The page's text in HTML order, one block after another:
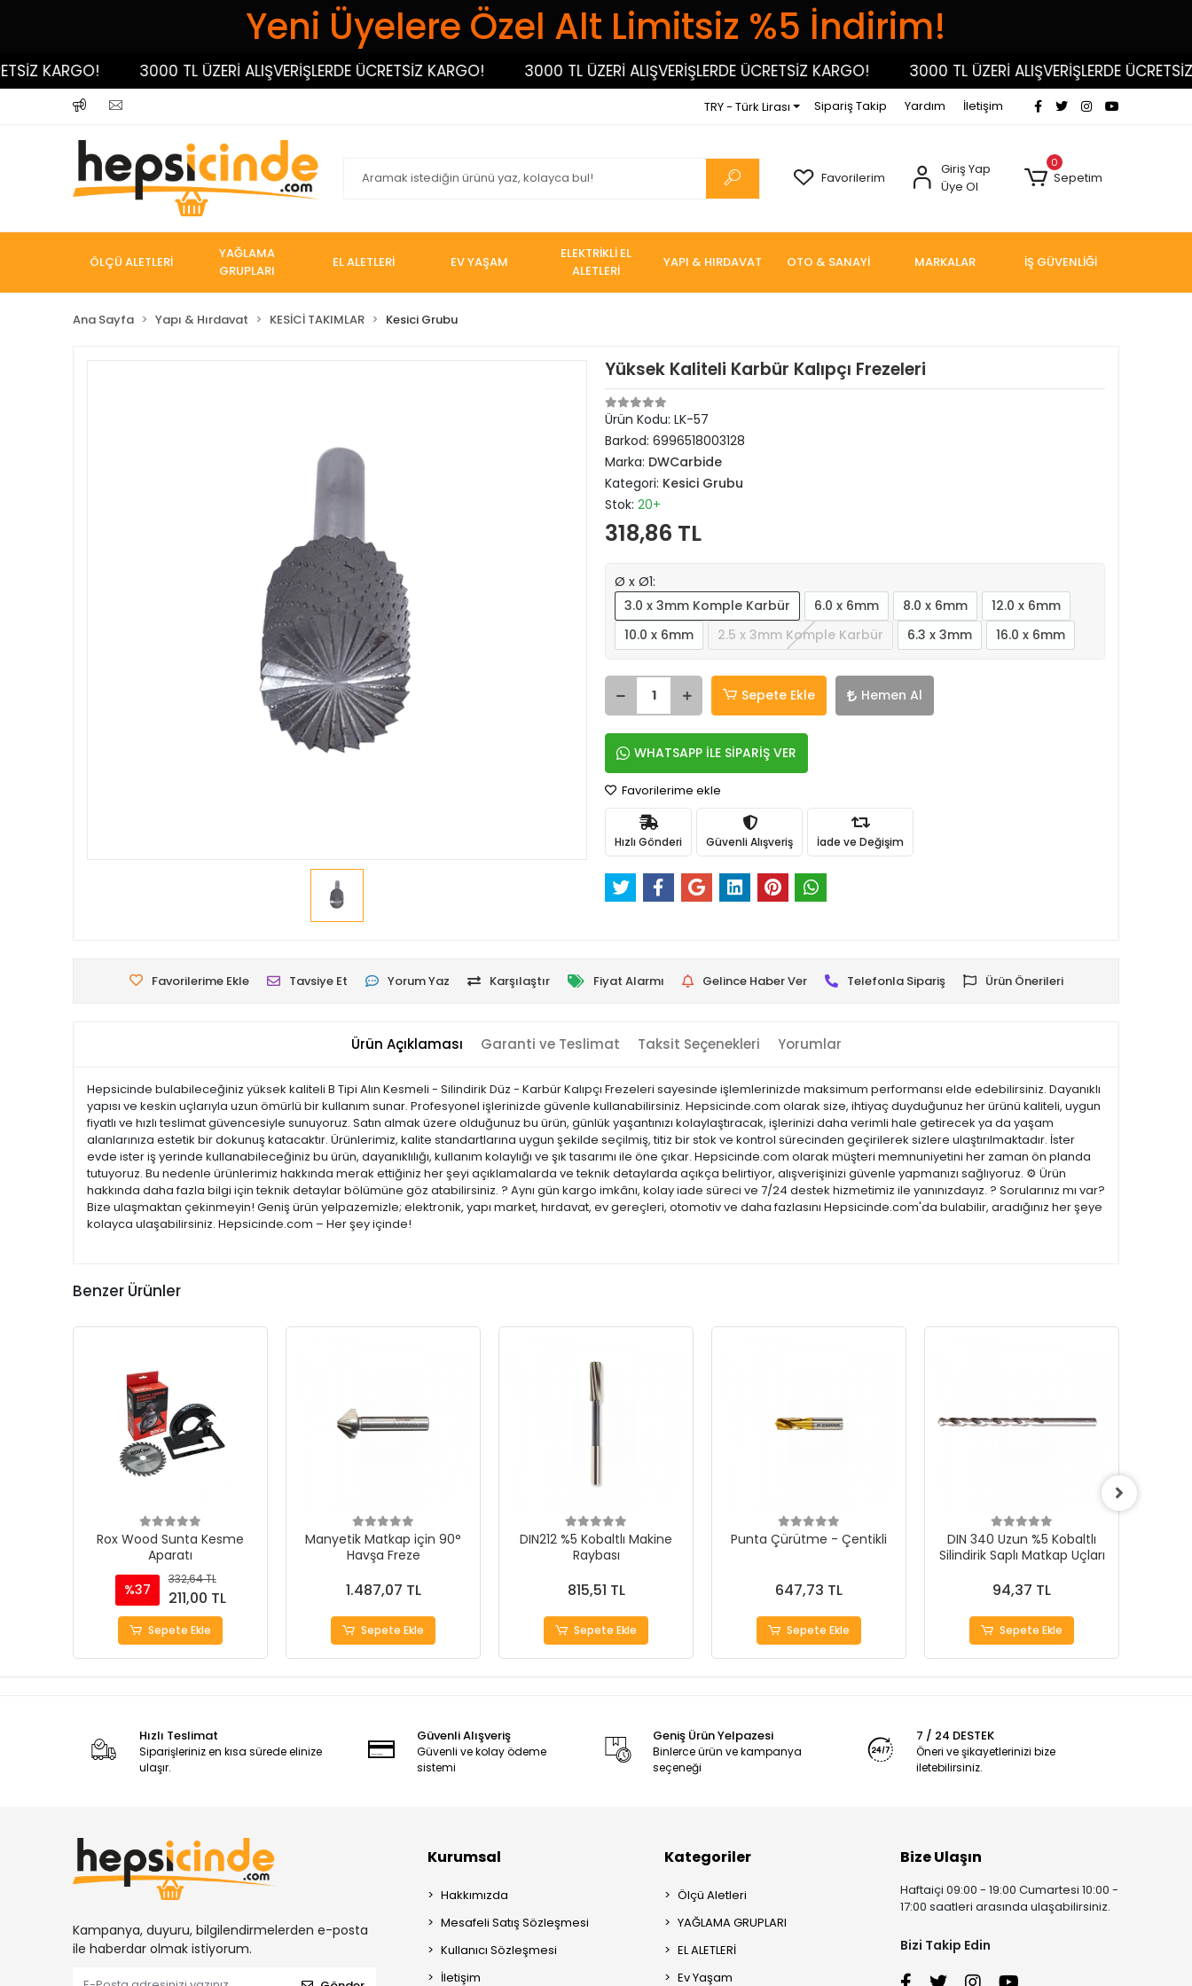
Yeni Üyelere Özel Alt Limitsiz %5 İndirim!
KARGO! 3000 TL ÜZERİ ALIŞVERİŞLERDE ÜCRETSİZ KARGO! 3000 TL ÜZERİ ALIŞVERİŞLERDE ÜCRETSİZ KARGO! 3000 TL ÜZERİ ALIŞVERİŞLERDE ÜCRETSİZ
TRY - Türk Lirası Sipariş Takip Yardım İletişim
Favorilerim
Giriş Yap
Üye Ol
0
Sepetim
ÖLÇÜ ALETLERİ
YAĞLAMA
GRUPLARI
EL ALETLERİ EV YAŞAM
ELEKTRİKLİ EL
ALETLERİ
YAPI & HIRDAVAT OTO & SANAYİ MARKALAR İŞ GÜVENLİĞİ
Ana Sayfa Yapı & Hırdavat KESİCİ TAKIMLAR Kesici Grubu
Yüksek Kaliteli Karbür Kalıpçı Frezeleri
Ürün Kodu: LK-57
Barkod: 6996518003128
Marka: DWCarbide
Kategori: Kesici Grubu
Stok: 20+
318,86 TL
Ø x Ø1:
3.0 x 3mm Komple Karbür
6.0 x 6mm 8.0 x 6mm
12.0 x 6mm
10.0 x 6mm
2.5 x 3mm Komple Karbür 6.3 x 3mm 16.0 x 6mm
Sepete Ekle Hemen Al
WHATSAPP İLE SİPARİŞ VER
Favorilerime ekle
Hızlı Gönderi Güvenli Alışveriş İade ve Değişim
Favorilerime Ekle Tavsiye Et Yorum Yaz Karşılaştır Fiyat Alarmı Gelince Haber Ver Telefonla Sipariş Ürün Önerileri
Ürün Açıklaması Garanti ve Teslimat Taksit Seçenekleri Yorumlar
Hepsicinde bulabileceğiniz yüksek kaliteli B Tipi Alın Kesmeli - Silindirik Düz - Karbür Kalıpçı Frezeleri sayesinde işlemlerinizde maksimum performansı elde edebilirsiniz. Dayanıklı
yapısı ve keskin uçlarıyla uzun ömürlü bir kullanım sunar. Profesyonel işlerinizde güvenle kullanabilirsiniz. Hepsicinde.com olarak size, ihtiyaç duyduğunuz her ürünü kaliteli, uygun
fiyatlı ve hızlı teslimat güvencesiyle sunuyoruz. Satın almak üzere olduğunuz bu ürün, günlük yaşantınızı kolaylaştıracak, işlerinizi daha verimli hale getirecek ya da yaşam
alanlarınıza estetik bir dokunuş katacaktır. Ürünlerimiz, kalite standartlarına uygun şekilde seçilmiş, titiz bir stok ve kontrol sürecinden geçirilerek sizlere ulaştırılmaktadır. İster
evde ister iş yerinde kullanabileceğiniz bu ürün, dayanıklılığı, kullanım kolaylığı ve şık tasarımı ile öne çıkar. Hepsicinde.com olarak müşteri memnuniyetini her zaman ön planda
tutuyoruz. Bu nedenle ürünlerimiz hakkında merak ettiğiniz her şeyi açıklamalarda ve teknik detaylarda açıkça belirtiyor, alışverişinizi güvenle yapmanızı sağlıyoruz. ⚙️ Ürün
hakkında daha fazla bilgi için teknik detaylar bölümüne göz atabilirsiniz. ? Aynı gün kargo imkânı, kolay iade süreci ve 7/24 destek hizmetimiz ile yanınızdayız. ? Sorularınız mı var?
Bize ulaşmaktan çekinmeyin! Geniş ürün yelpazemizle; elektronik, yapı market, hırdavat, ev gereçleri, otomotiv ve daha fazlasını Hepsicinde.com'da bulabilir, aradığınız her şeye
kolayca ulaşabilirsiniz. Hepsicinde.com – Her şey içinde!
Benzer Ürünler
Rox Wood Sunta Kesme
Aparatı
%37
332,64 TL
211,00 TL
Sepete Ekle
Manyetik Matkap için 90°
Havşa Freze
1.487,07 TL
Sepete Ekle
DIN212 %5 Kobaltlı Makine
Raybası
815,51 TL
Sepete Ekle
Punta Çürütme - Çentikli
647,73 TL
Sepete Ekle
DIN 340 Uzun %5 Kobaltlı
Silindirik Saplı Matkap Uçları
94,37 TL
Sepete Ekle
Hızlı Teslimat
Siparişleriniz en kısa sürede elinize
ulaşır.
Güvenli Alışveriş
Güvenli ve kolay ödeme
sistemi
Geniş Ürün Yelpazesi
Binlerce ürün ve kampanya
seçeneği
7 / 24 DESTEK
Öneri ve şikayetlerinizi bize
iletebilirsiniz.
Kampanya, duyuru, bilgilendirmelerden e-posta
ile haberdar olmak istiyorum.
Kurumsal
Hakkımızda
Mesafeli Satış Sözleşmesi
Kullanıcı Sözleşmesi
İletişim
Kategoriler
Ölçü Aletleri
YAĞLAMA GRUPLARI
EL ALETLERİ
Ev Yaşam
Bize Ulaşın
Haftaiçi 09:00 - 19:00 Cumartesi 10:00 -
17:00 saatleri arasında ulaşabilirsiniz.
Bizi Takip Edin